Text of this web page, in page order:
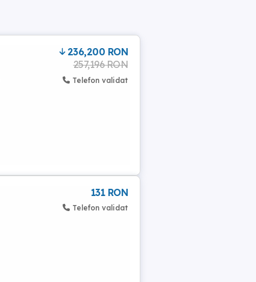
236,200 RON
257,196 RON
Telefon validat
131 RON
Telefon validat